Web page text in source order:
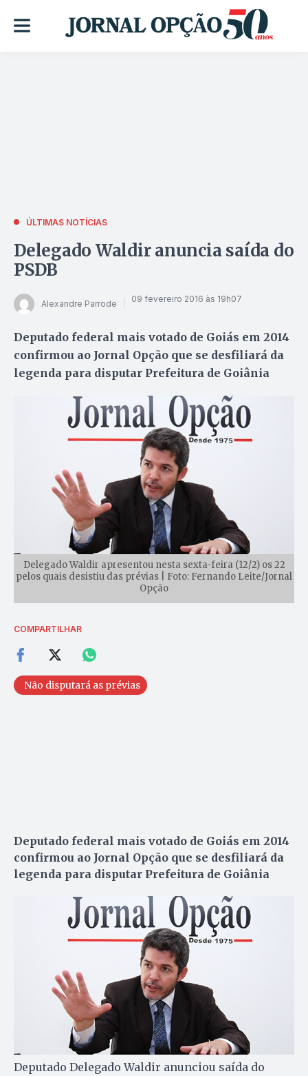
ÚLTIMAS NOTÍCIAS
Delegado Waldir anuncia saída do
PSDB
Alexandre Parrode 09 fevereiro 2016 às 19h07
Deputado federal mais votado de Goiás em 2014
confirmou ao Jornal Opção que se desfiliará da
legenda para disputar Prefeitura de Goiânia
Delegado Waldir apresentou nesta sexta-feira (12/2) os 22
pelos quais desistiu das prévias | Foto: Fernando Leite/Jornal
Opção
COMPARTILHAR
Não disputará as prévias
Deputado federal mais votado de Goiás em 2014
confirmou ao Jornal Opção que se desfiliará da
legenda para disputar Prefeitura de Goiânia
Deputado Delegado Waldir anunciou saída do